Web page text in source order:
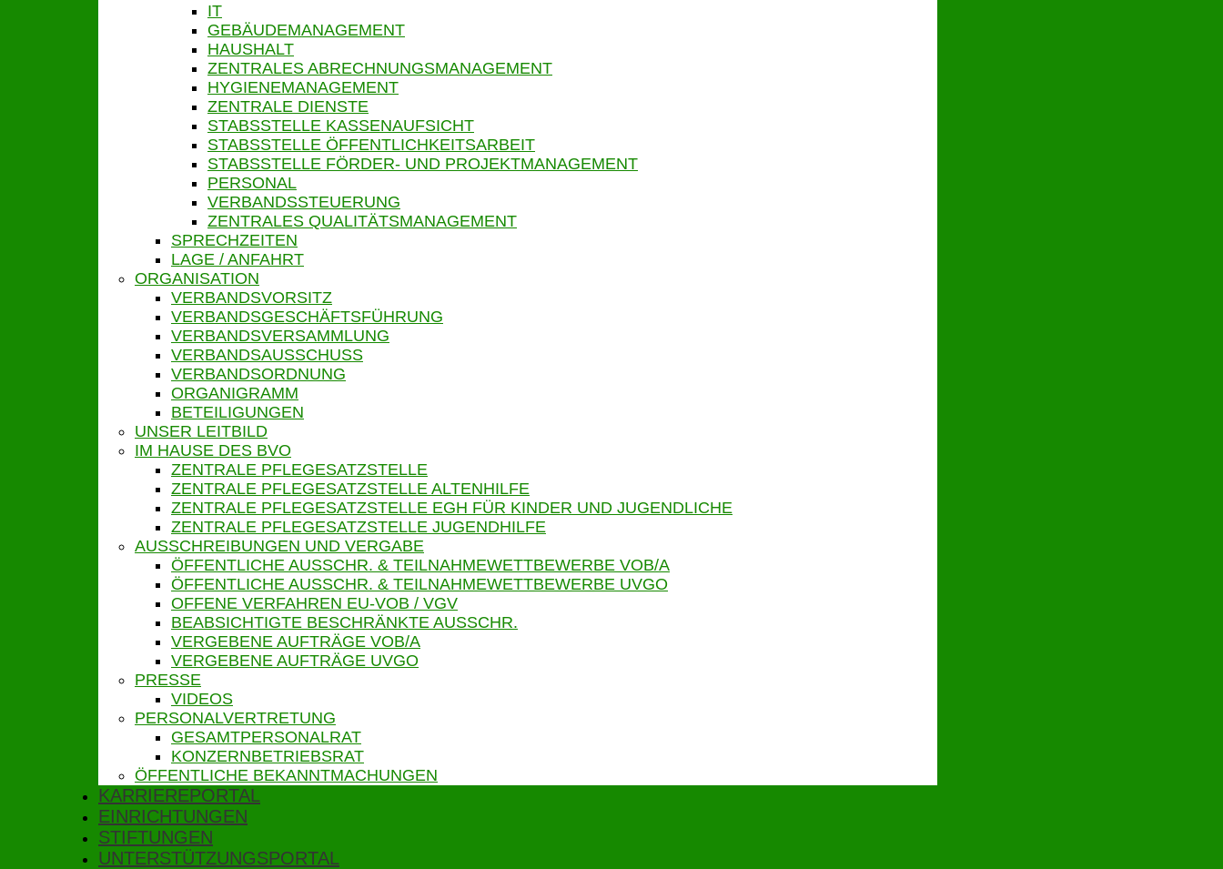
IT
GEBÄUDEMANAGEMENT
HAUSHALT
ZENTRALES ABRECHNUNGSMANAGEMENT
HYGIENEMANAGEMENT
ZENTRALE DIENSTE
STABSSTELLE KASSENAUFSICHT
STABSSTELLE ÖFFENTLICHKEITSARBEIT
STABSSTELLE FÖRDER- UND PROJEKTMANAGEMENT
PERSONAL
VERBANDSSTEUERUNG
ZENTRALES QUALITÄTSMANAGEMENT
SPRECHZEITEN
LAGE / ANFAHRT
ORGANISATION
VERBANDSVORSITZ
VERBANDSGESCHÄFTSFÜHRUNG
VERBANDSVERSAMMLUNG
VERBANDSAUSSCHUSS
VERBANDSORDNUNG
ORGANIGRAMM
BETEILIGUNGEN
UNSER LEITBILD
IM HAUSE DES BVO
ZENTRALE PFLEGESATZSTELLE
ZENTRALE PFLEGESATZSTELLE ALTENHILFE
ZENTRALE PFLEGESATZSTELLE EGH FÜR KINDER UND JUGENDLICHE
ZENTRALE PFLEGESATZSTELLE JUGENDHILFE
AUSSCHREIBUNGEN UND VERGABE
ÖFFENTLICHE AUSSCHR. & TEILNAHMEWETTBEWERBE VOB/A
ÖFFENTLICHE AUSSCHR. & TEILNAHMEWETTBEWERBE UVGO
OFFENE VERFAHREN EU-VOB / VGV
BEABSICHTIGTE BESCHRÄNKTE AUSSCHR.
VERGEBENE AUFTRÄGE VOB/A
VERGEBENE AUFTRÄGE UVGO
PRESSE
VIDEOS
PERSONALVERTRETUNG
GESAMTPERSONALRAT
KONZERNBETRIEBSRAT
ÖFFENTLICHE BEKANNTMACHUNGEN
KARRIEREPORTAL
EINRICHTUNGEN
STIFTUNGEN
UNTERSTÜTZUNGSPORTAL